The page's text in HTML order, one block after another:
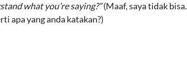
what you’re saying?”(Maaf, saya tidak bisa.
apa yang anda katakan?)